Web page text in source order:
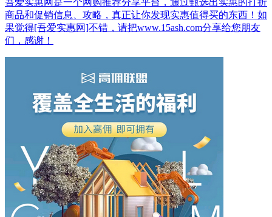
商品和促销信息、攻略，真正让你发现实惠值得买的东西！如
果觉得[吾爱实惠网]不错，请把www.15ash.com分享给您朋友
们，感谢！